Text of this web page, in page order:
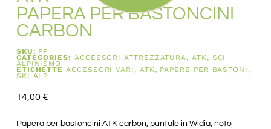
PAPERA PER BASTONCINI
CARBON
SKU: PP
CATEGORIES: ACCESSORI ATTREZZATURA,ATK, SCI
ALPINISMO
ETICHETTE ACCESSORI VARI , ATK, PAPERE PER BASTONI ,
SKI ALP
14,00 €
Papera per bastoncini ATK carbon, puntale in Widia, noto